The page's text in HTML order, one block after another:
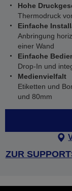
Hohe
Thermodruck
Einfache
Anbringung
einer Wand
Einfache
Drop-In und
Medienvielfalt
Etiketten und
und 80mm
ZUR